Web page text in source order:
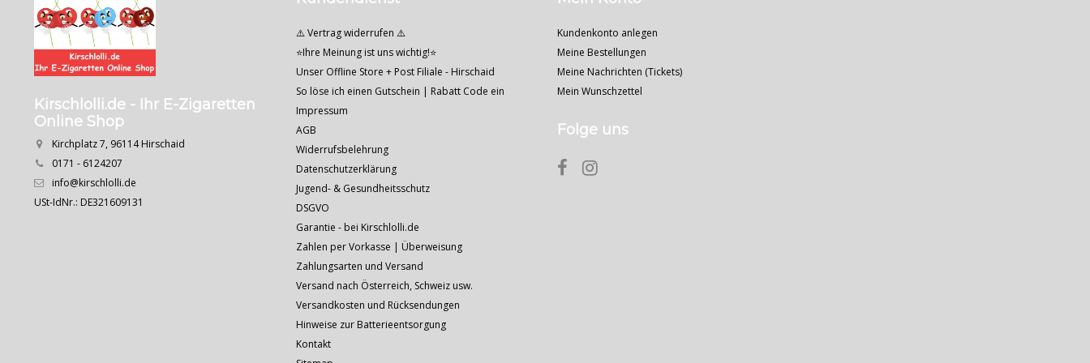
Kirschlolli.de - Ihr E-Zigaretten
Online Shop
Kirchplatz 7, 96114 Hirschaid
0171 - 6124207
info@kirschlolli.de
USt-IdNr.: DE321609131
⚠️ Vertrag widerrufen ⚠️
⭐Ihre Meinung ist uns wichtig!⭐
Unser Offline Store + Post Filiale - Hirschaid
So löse ich einen Gutschein | Rabatt Code ein
Impressum
AGB
Widerrufsbelehrung
Datenschutzerklärung
Jugend- & Gesundheitsschutz
DSGVO
Garantie - bei Kirschlolli.de
Zahlen per Vorkasse | Überweisung
Zahlungsarten und Versand
Versand nach Österreich, Schweiz usw.
Versandkosten und Rücksendungen
Hinweise zur Batterieentsorgung
Kontakt
Kundenkonto anlegen
Meine Bestellungen
Meine Nachrichten (Tickets)
Mein Wunschzettel
Folge uns